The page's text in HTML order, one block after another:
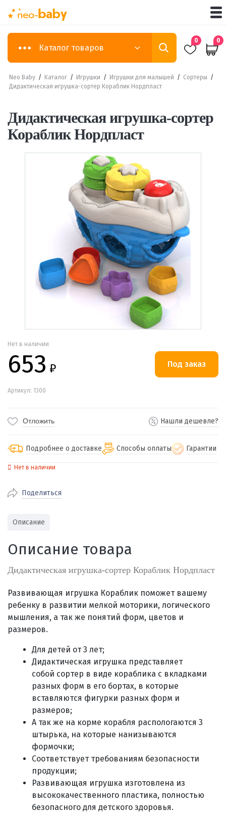
Каталог товаров
0 0
Neo Baby / Каталог / Игрушки / Игрушки для малышей / Сортеры /
Дидактическая игрушка-сортер Кораблик Нордпласт
Дидактическая игрушка-сортер
Кораблик Нордпласт
Нет в наличии
653 ₽
Артикул: 1300
Отложить Нашли дешевле?
Подробнее о доставке
доставка
стоимость доставки
службами Пэк, Кит, Луч, Сдэк, Озон
доставка, Почта РФ или любой другой
транспортной компанией на Ваш выбор
Способы оплаты
Наличными при получении (для
городов)
Гарантии
Нет в наличии
Поделиться
Описание
Описание товара
Дидактическая игрушка-сортер Кораблик Нордпласт
Развивающая игрушка Кораблик поможет вашему
ребенку в развитии мелкой моторики, логического
мышления, а так же понятий форм, цветов и
размеров.
Для детей от 3 лет;
Дидактическая игрушка представляет
собой сортер в виде кораблика с вкладками
разных форм в его бортах, в которые
вставляются фигурки разных форм и
размеров;
А так же на корме корабля распологаются 3
штырька, на которые нанизываются
формочки;
Соответствует требованиям безопасности
продукции;
Развивающая игрушка изготовлена из
высококачественного пластика, полностью
безопасного для детского здоровья.